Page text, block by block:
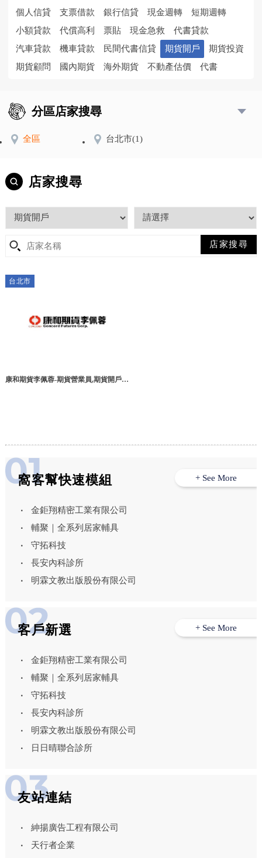
個人信貸
支票借款 銀行信貸 現金週轉
短期週轉
小額貸款
代償高利 票貼 現金急救
代書貸款
汽車貸款
機車貸款 民間代書信貸 期貨開戶
期貨投資
期貨顧問
國內期貨 海外期貨 不動產估價 代書
分區店家搜尋
全區 台北市(1)
店家搜尋
台北市
康和期貨李佩蓉-期貨營業員,期貨開戶,
窩客幫快速模組
金鉅翔精密工業有限公司
輔聚｜全系列居家輔具
守拓科技
長安內科診所
明霖文教出版股份有限公司
+ See More
客戶新選
金鉅翔精密工業有限公司
輔聚｜全系列居家輔具
守拓科技
長安內科診所
明霖文教出版股份有限公司
日日晴聯合診所
+ See More
友站連結
紳揚廣告工程有限公司
天行者企業